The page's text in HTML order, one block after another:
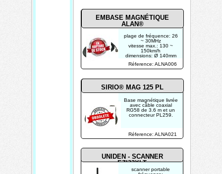
Réference: ALNA021
Base magnétique livrée
avec câble coaxial
RG58 de 3.6 m et un
connecteur PL259.
SIRIO® MAG 125 PL
plage de fréquence: 26
~ 30MHz
vitesse max.: 130 ~
150km/h
dimensions: Ø 140mm
3m
Réference: ALNA006
EMBASE MAGNÉTIQUE
ALAN®
UNIDEN - SCANNER
EZI33XLT
scanner portable